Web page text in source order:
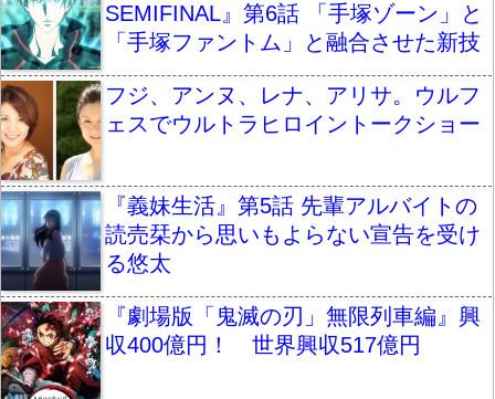
SEMIFINAL』第6話 「手塚ゾーン」と
「手塚ファントム」と融合させた新技
フジ、アンヌ、レナ、アリサ。ウルフ
ェスでウルトラヒロイントークショー
『義妹生活』第5話 先輩アルバイトの
読売栞から思いもよらない宣告を受け
る悠太
『劇場版「鬼滅の刃」無限列車編』興
収400億円！ 世界興収517億円